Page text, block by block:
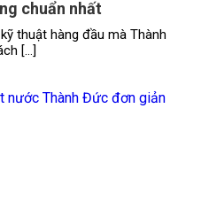
chuẩn nhất
thuật hàng đầu mà Thành
[…]